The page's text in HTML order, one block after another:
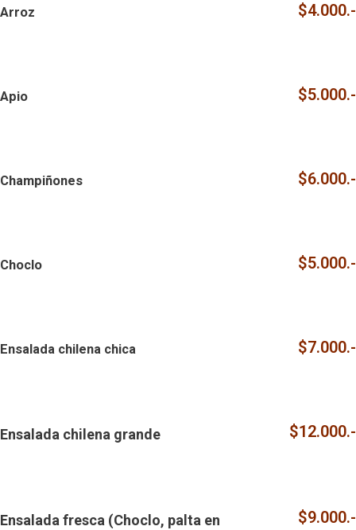
Arroz $4.000.-
Apio $5.000.-
Champiñones $6.000.-
Choclo $5.000.-
Ensalada chilena chica $7.000.-
Ensalada chilena grande $12.000.-
Ensalada fresca (Choclo, palta en
$9.000.-